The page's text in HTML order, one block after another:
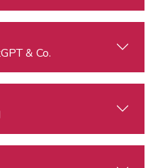
& Co.